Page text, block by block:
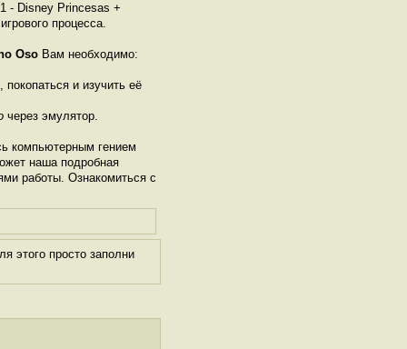
- Disney Princesas +
процесса.
Oso Вам необходимо:
и изучить её
через эмулятор.
компьютерным гением
наша подробная
работы. Ознакомиться с
этого просто заполни